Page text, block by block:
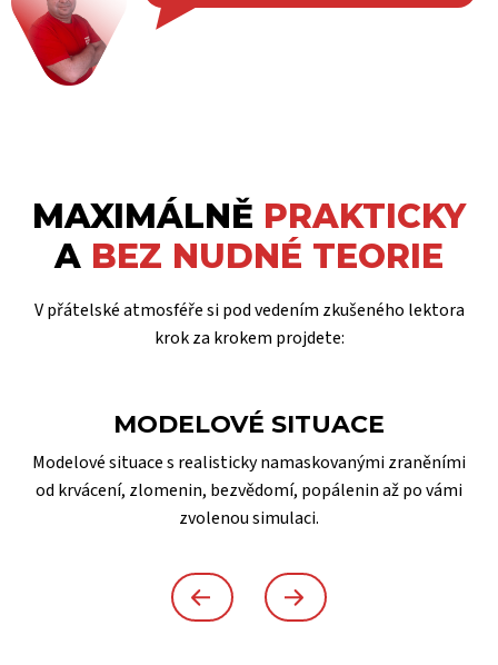
MAXIMÁLNĚ PRAKTICKY
A BEZ NUDNÉ TEORIE
V přátelské atmosféře si pod vedením zkušeného lektora
krok za krokem projdete:
MODELOVÉ SITUACE
Modelové situace s realisticky namaskovanými zraněními
od krvácení, zlomenin, bezvědomí, popálenin až po vámi
zvolenou simulaci.